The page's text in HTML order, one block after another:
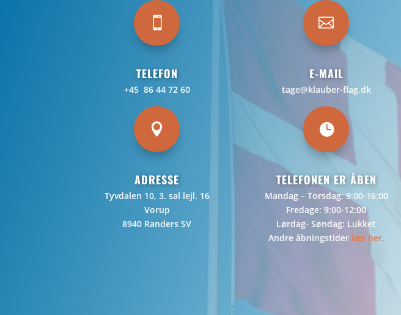

TELEFON
+45 86 44 72 60

ADRESSE
Tyvdalen 10, 3. sal lejl. 16
Vorup
8940 Randers SV

E-MAIL
tage@klauber-flag.dk

TELEFONEN ER ÅBEN
Mandag – Torsdag: 9:00-16:00
Fredage: 9:00-12:00
Lørdag- Søndag: Lukket
Andre åbningstider læs her.